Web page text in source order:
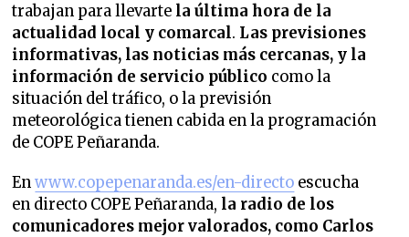
trabajan para llevarte la última hora de la
actualidad local y comarcal. Las previsiones
informativas, las noticias más cercanas, y la
información de servicio público como la
situación del tráfico, o la previsión
meteorológica tienen cabida en la programación
de COPE Peñaranda.
Enwww.copepenaranda.es/en-directo escucha
en directo COPE Peñaranda, la radio de los
comunicadores mejor valorados, como Carlos